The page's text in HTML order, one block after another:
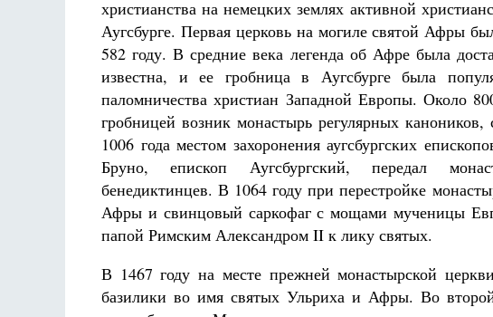
христианства на немецких землях активной
Аугсбурге. Первая церковь на могиле святой Афры
582 году. В средние века легенда об Афре была
известна, и ее гробница в Аугсбурге была
паломничества христиан Западной Европы. Около
гробницей возник монастырь регулярных
1006 года местом захоронения аугсбургских
Бруно, епископ Аугсбургский, передал
бенедиктинцев. В 1064 году при перестройке
Афры и свинцовый саркофаг с мощами мученицы
папой Римским Александром II к лику святых.
В 1467 году на месте прежней монастырской
базилики во имя святых Ульриха и Афры. Во